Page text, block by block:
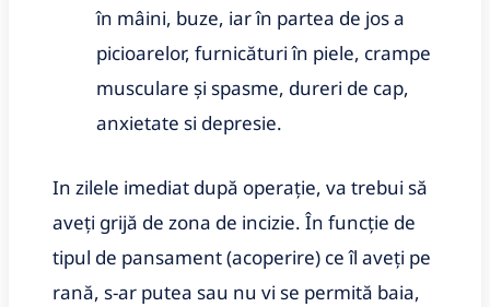
în mâini, buze, iar în partea de jos a
picioarelor, furnicături în piele, crampe
musculare și spasme, dureri de cap,
anxietate si depresie.
In zilele imediat după operație, va trebui să
aveți grijă de zona de incizie. În funcție de
tipul de pansament (acoperire) ce îl aveți pe
rană, s-ar putea sau nu vi se permită baia,